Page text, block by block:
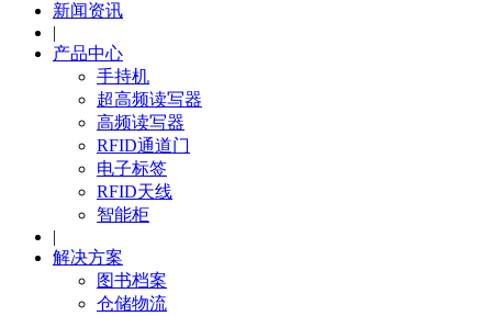
新闻资讯
|
产品中心
手持机
超高频读写器
高频读写器
RFID通道门
电子标签
RFID天线
智能柜
|
解决方案
图书档案
仓储物流